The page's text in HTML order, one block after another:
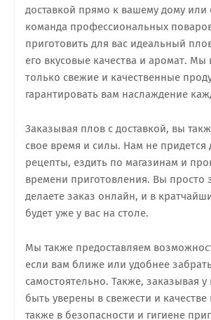
доставкой прямо к вашему дому
команда профессиональных
приготовить для вас идеальный
его вкусовые качества и аромат. Мы
только свежие и качественные
гарантировать вам наслаждение
Заказывая плов с доставкой, вы
свое время и силы. Нам не придется
рецепты, ездить по магазинам и
времени приготовления. Вы просто
делаете заказ онлайн, и в
будет уже у вас на столе.
Мы также предоставляем
если вам ближе или удобнее
самостоятельно. Также, заказывая
быть уверены в свежести и качестве
также в безопасности и гигиене